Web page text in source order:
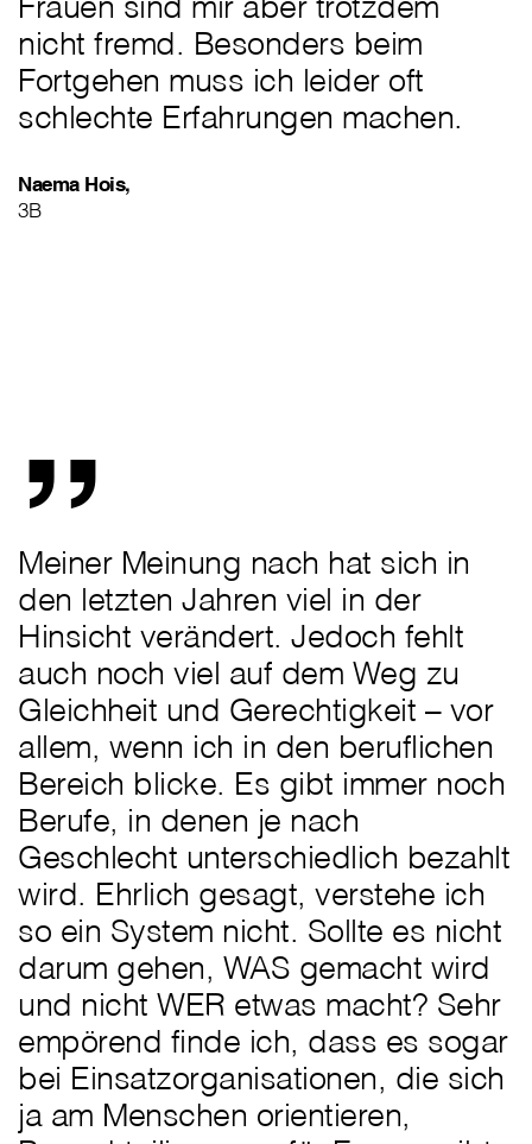
nicht fremd. Besonders beim
Fortgehen muss ich leider oft
schlechte Erfahrungen machen.
Naema Hois,
3B
„
Meiner Meinung nach hat sich in
den letzten Jahren viel in der
Hinsicht verändert. Jedoch fehlt
auch noch viel auf dem Weg zu
Gleichheit und Gerechtigkeit – vor
allem, wenn ich in den beruflichen
Bereich blicke. Es gibt immer noch
Berufe, in denen je nach
Geschlecht unterschiedlich bezahlt
wird. Ehrlich gesagt, verstehe ich
so ein System nicht. Sollte es nicht
darum gehen, WAS gemacht wird
und nicht WER etwas macht? Sehr
empörend finde ich, dass es sogar
bei Einsatzorganisationen, die sich
ja am Menschen orientieren,